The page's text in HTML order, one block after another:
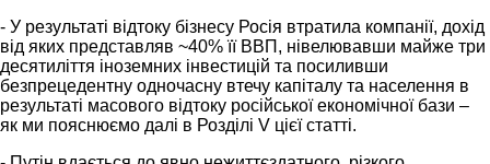
- У результаті відтоку бізнесу Росія втратила компанії, дохід
від яких представляв ~40% її ВВП, нівелювавши майже три
десятиліття іноземних інвестицій та посиливши
безпрецедентну одночасну втечу капіталу та населення в
результаті масового відтоку російської економічної бази –
як ми пояснюємо далі в Розділі V цієї статті.